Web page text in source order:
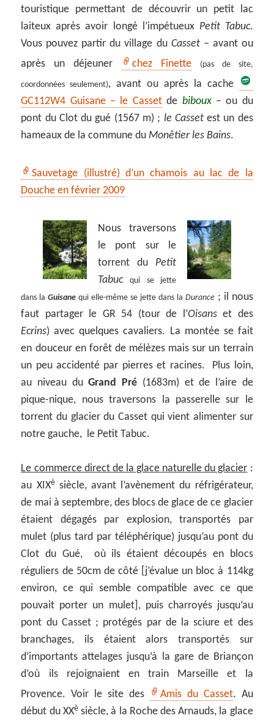
touristique permettant de découvrir un petit lac
laiteux après avoir longé l’impétueux Petit Tabuc.
Vous pouvez partir du village du Casset– avant ou
après un déjeuner
chez Finette (pas de site,
coordonnées seulement), avant ou après la cache
GC112W4 Guisane – le Cassetde biboux– ou du
pont du Clot du gué (1567 m) ; le Cassetest un des
hameaux de la commune du Monêtier les Bains.
Sauvetage (illustré) d’un chamois au lac de la
Douche en février 2009
Nous traversons
le pont sur le
torrent du Petit
Tabuc
qui se jette
dans laGuisane qui elle-même se jette dans la Durance; il nous
faut partager le GR 54 (tour de l’Oisanset des
Ecrins) avec quelques cavaliers. La montée se fait
en douceur en forêt de mélèzes mais sur un terrain
un peu accidenté par pierres et racines. Plus loin,
au niveau duGrand Pré (1683m) et de l’aire de
pique-nique, nous traversons la passerelle sur le
torrent du glacier du Casset qui vient alimenter sur
notre gauche, le Petit Tabuc.
Le commerce direct de la glace naturelle du glacier :
au XIXèsiècle, avant l’avènement du réfrigérateur,
de mai à septembre, des blocs de glace de ce glacier
étaient dégagés par explosion, transportés par
mulet (plus tard par téléphérique) jusqu’au pont du
Clot du Gué, où ils étaient découpés en blocs
réguliers de 50cm de côté [j’évalue un bloc à 114kg
environ, ce qui semble compatible avec ce que
pouvait porter un mulet], puis charroyés jusqu’au
pont du Casset ; protégés par de la sciure et des
branchages, ils étaient alors transportés sur
d’importants attelages jusqu’à la gare de Briançon
d’où ils rejoignaient en train Marseille et la
Provence. Voir le site des
Amis du Casset. Au
début du XXèsiècle, à la Roche des Arnauds, la glace